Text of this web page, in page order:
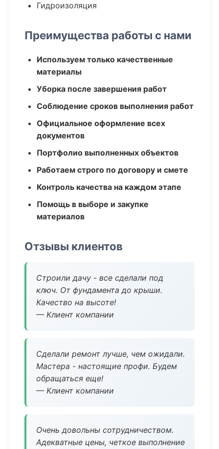
Гидроизоляция
Преимущества работы с нами
Используем только качественные
материалы
Уборка после завершения работ
Соблюдение сроков выполнения работ
Официальное оформление всех
документов
Портфолио выполненных объектов
Работаем строго по договору и смете
Контроль качества на каждом этапе
Помощь в выборе и закупке
материалов
Отзывы клиентов
Строили дачу - все сделали под
ключ. От фундамента до крыши.
Качество на высоте!
— Клиент компании
Сделали ремонт лучше, чем ожидали.
Мастера - настоящие профи. Будем
обращаться еще!
— Клиент компании
Очень довольны сотрудничеством.
Адекватные цены, четкое выполнение